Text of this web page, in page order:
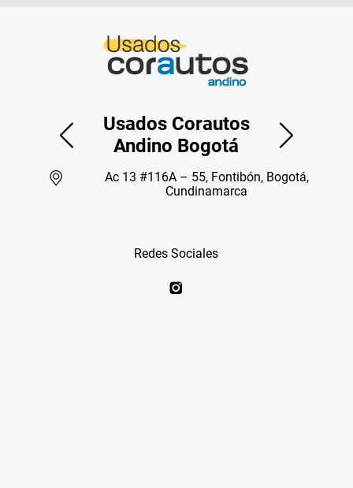
Usados Corautos
Andino Bogotá
Ac 13 #116A – 55, Fontibón, Bogotá,
Cundinamarca
Redes Sociales